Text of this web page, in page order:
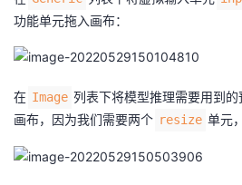
功能单元拖入画布：
在 Image 列表下将模型推理需要用到
画布，因为我们需要两个 resize 单元